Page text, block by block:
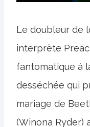
Le doubleur de
interprète
fantomatique à
desséchée qui
mariage de
(Winona Ryder)